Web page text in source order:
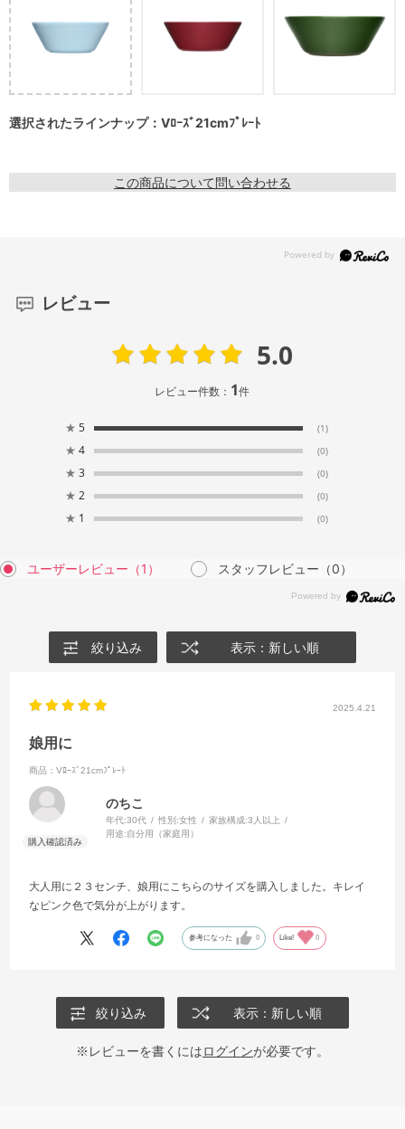
選択されたラインナップ：Vﾛｰｽﾞ21cmﾌﾟﾚｰﾄ
この商品について問い合わせる
レビュー
5.0
レビュー件数： 1件
★ 5 (1)
★ 4 (0)
★ 3 (0)
★ 2 (0)
★ 1 (0)
ユーザーレビュー （1） スタッフレビュー （0）
絞り込み 表示：新しい順
2025.4.21
娘用に
商品：Vﾛｰｽﾞ21cmﾌﾟﾚｰﾄ
のちこ
年代:30代 性別:女性 家族構成:3人以上
用途:自分用（家庭用）
大人用に２３センチ、娘用にこちらのサイズを購入しました。キレイ
なピンク色で気分が上がります。
参考になった 0 Like! 0
絞り込み 表示：新しい順
※レビューを書くにはログインが必要です。